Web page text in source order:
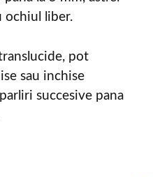
ochiul liber.
pot
sau inchise
succesive pana